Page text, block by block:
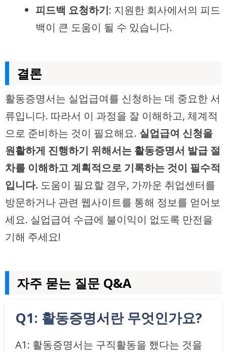
피드백 요청하기: 지원한 회사에서의 피드
백이 큰 도움이 될 수 있습니다.
결론
활동증명서는 실업급여를 신청하는 데 중요한 서
류입니다. 따라서 이 과정을 잘 이해하고, 체계적
으로 준비하는 것이 필요해요. 실업급여 신청을
원활하게 진행하기 위해서는 활동증명서 발급 절
차를 이해하고 계획적으로 기록하는 것이 필수적
입니다. 도움이 필요할 경우, 가까운 취업센터를
방문하거나 관련 웹사이트를 통해 정보를 얻어보
세요. 실업급여 수급에 불이익이 없도록 만전을
기해 주세요!
자주 묻는 질문 Q&A
Q1: 활동증명서란 무엇인가요?
A1: 활동증명서는 구직활동을 했다는 것을